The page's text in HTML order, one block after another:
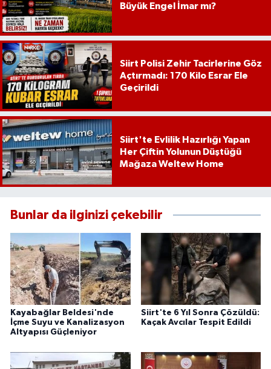
Büyük Engel İmar mı?
Siirt Polisi Zehir Tacirlerine Göz
Açtırmadı: 170 Kilo Esrar Ele
Geçirildi
Siirt'te Evlilik Hazırlığı Yapan
Her Çiftin Yolunun Düştüğü
Mağaza Weltew Home
Bunlar da ilginizi çekebilir
Kayabağlar Beldesi'nde
İçme Suyu ve Kanalizasyon
Altyapısı Güçleniyor
Siirt'te 6 Yıl Sonra Çözüldü:
Kaçak Avcılar Tespit Edildi